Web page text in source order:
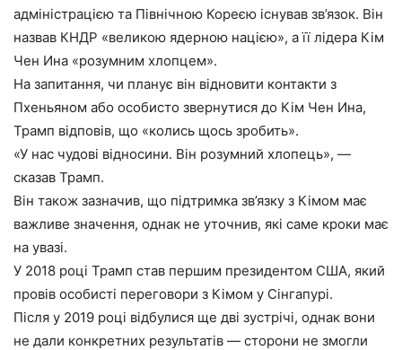
адміністрацією та Північною Кореєю існував зв’язок. Він
назвав КНДР «великою ядерною нацією», а її лідера Кім
Чен Ина «розумним хлопцем».
На запитання, чи планує він відновити контакти з
Пхеньяном або особисто звернутися до Кім Чен Ина,
Трамп відповів, що «колись щось зробить».
«У нас чудові відносини. Він розумний хлопець», —
сказав Трамп.
Він також зазначив, що підтримка зв’язку з Кімом має
важливе значення, однак не уточнив, які саме кроки має
на увазі.
У 2018 році Трамп став першим президентом США, який
провів особисті переговори з Кімом у Сінгапурі.
Після у 2019 році відбулися ще дві зустрічі, однак вони
не дали конкретних результатів — сторони не змогли